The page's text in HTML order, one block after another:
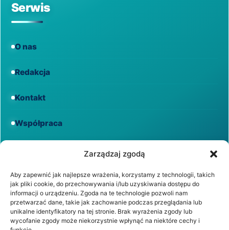
Zarządzaj zgodą
Aby zapewnić jak najlepsze wrażenia, korzystamy z technologii, takich
jak pliki cookie, do przechowywania i/lub uzyskiwania dostępu do
informacji o urządzeniu. Zgoda na te technologie pozwoli nam
przetwarzać dane, takie jak zachowanie podczas przeglądania lub
unikalne identyfikatory na tej stronie. Brak wyrażenia zgody lub
wycofanie zgody może niekorzystnie wpłynąć na niektóre cechy i
Serwis
O nas
Redakcja
Kontakt
Współpraca
Regulamin
Polityka prywatności